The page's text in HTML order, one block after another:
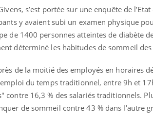
s’est portée sur une enquête de
y avaient subi un examen physique
de 1400 personnes atteintes de diabète
déterminé les habitudes de sommeil
de la moitié des employés en horaires
du temps traditionnel, entre 9h et
contre 16,3 % des salariés traditionnels.
de sommeil contre 43 % dans l'autre